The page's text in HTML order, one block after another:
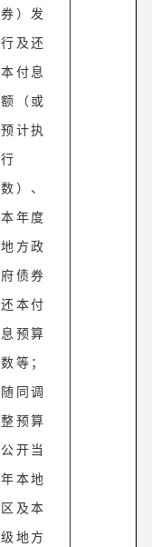
券）发
行及还
本付息
额（或
预计执
行
数）、
本年度
地方政
府债券
还本付
息预算
数等；
随同调
整预算
公开当
年本地
区及本
级地方